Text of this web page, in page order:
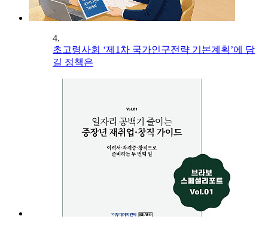
4.
초고령사회 ‘제1차 국가인구전략 기본계획’에 담
길 정책은